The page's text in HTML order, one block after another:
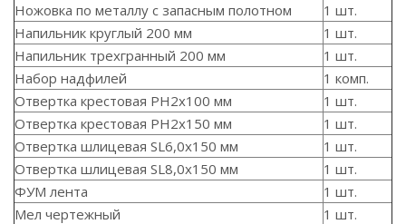
Ножовка по металлу с запасным полотном
1 шт.
Напильник круглый 200 мм
1 шт.
Напильник трехгранный 200 мм
1 шт.
Набор надфилей
1 комп.
Отвертка крестовая PH2x100 мм
1 шт.
Отвертка крестовая PH2x150 мм
1 шт.
Отвертка шлицевая SL6,0x150 мм
1 шт.
Отвертка шлицевая SL8,0x150 мм
1 шт.
ФУМ лента
1 шт.
Мел чертежный
1 шт.